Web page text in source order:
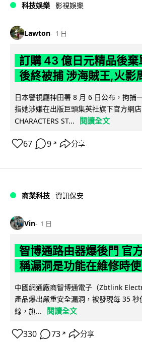
科技娛樂 影視娛樂
Lawton 1 日
訂購 43 億日元精品後棄
後終被捕 涉海賊王,火影
日本警視廳神田署 8 月 6 日公布，拘捕
指她涉嫌在出版巨頭集英社旗下官方網
CHARACTERS ST...
閱讀全文
67 9 ↗ 分享
商業科技 資訊保安
Vin 1 日
智博通路由器爆後門 官
稱漏洞是功能在維修時使
中國網通廠商智博通電子（Zbtlink
產品爆出嚴重安全漏洞，被發現每 35
線，旗...
閱讀全文
330 73 ↗ 分享